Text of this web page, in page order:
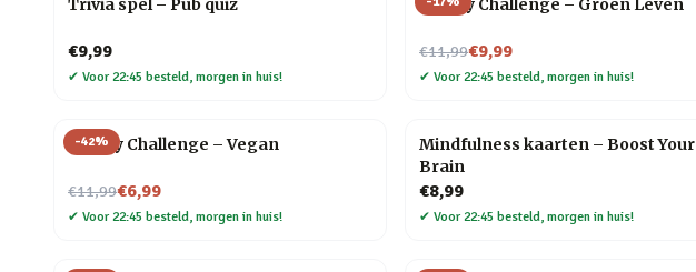
Trivia spel – Pub quiz
€9,99
✔ Voor 22:45 besteld, morgen in huis!
30 Day Challenge – Groen Leven
€11,99
Nu voor€9,99
✔ Voor 22:45 besteld, morgen in huis!
-42%
30 Day Challenge – Vegan
€11,99
Nu voor€6,99
✔ Voor 22:45 besteld, morgen in huis!
Mindfulness kaarten – Boost Your
Brain
€8,99
✔ Voor 22:45 besteld, morgen in huis!